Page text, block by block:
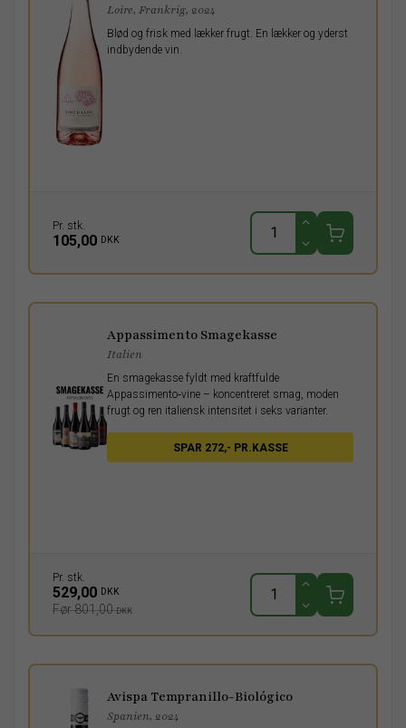
Loire, Frankrig, 2024
Blød og frisk med lækker frugt. En lækker og yderst
indbydende vin.
Pr. stk.
105,00 DKK
Appassimento Smagekasse
Italien
En smagekasse fyldt med kraftfulde
Appassimento‑vine – koncentreret smag, moden
frugt og ren italiensk intensitet i seks varianter.
SPAR 272,- PR.KASSE
Pr. stk.
529,00 DKK
Før 801,00DKK
Avispa Tempranillo-Biológico
Spanien, 2024